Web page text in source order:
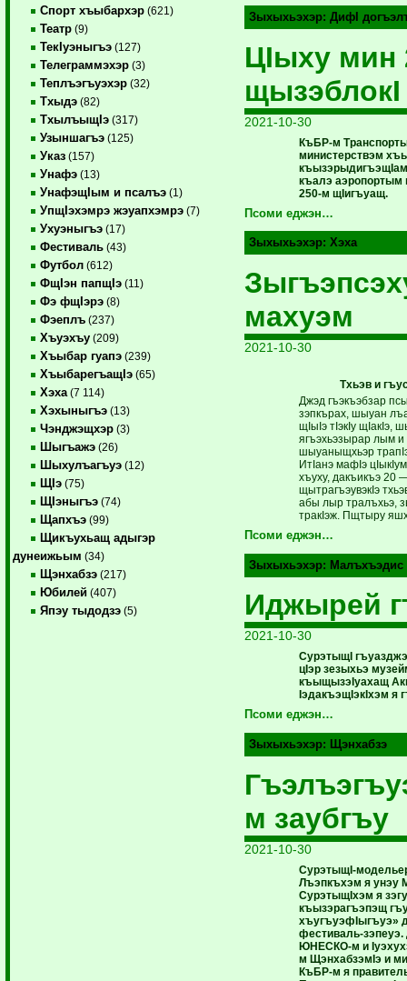
Спорт хъыбархэр (621)
Театр (9)
ТекIуэныгъэ (127)
Телеграммэхэр (3)
Теплъэгъуэхэр (32)
Тхыдэ (82)
ТхылъыщIэ (317)
Узыншагъэ (125)
Указ (157)
Унафэ (13)
УнафэщIым и псалъэ (1)
УпщIэхэмрэ жэуапхэмрэ (7)
Ухуэныгъэ (17)
Фестиваль (43)
Футбол (612)
ФщIэн папщIэ (11)
Фэ фщIэрэ (8)
Фэеплъ (237)
Хъуэхъу (209)
Хъыбар гуапэ (239)
ХъыбарегъащIэ (65)
Хэха (7 114)
Хэхыныгъэ (13)
Чэнджэщхэр (3)
Шыгъажэ (26)
Шыхулъагъуэ (12)
ЩIэ (75)
ЩIэныгъэ (74)
Щапхъэ (99)
Щикъухьащ адыгэр
дунеижьым (34)
Щэнхабзэ (217)
Юбилей (407)
Япэу тыдодзэ (5)
Зыхыхьэхэр: ДифI
ЦIыху мин
щызэблокI
2021-10-30
КъБР-м
министерствэм
къалэ
250-м щIигъуащ.
Псоми еджэн…
Зыхыхьэхэр: Хэха
махуэм
2021-10-30
Тхьэв и
Джэд гъэкъэбзар
зэпкърах, шыуан
щIыIэ тIэкIу щIакIэ,
ягъэхьэзырар лым
шыуаныщхьэр
ИтIанэ мафIэ
хъуху, дакъикъэ 20
щытрагъэувэкIэ
абы лыр тралъхьэ,
тракIэж. Пщтыру
Псоми еджэн…
Зыхыхьэхэр: Малъхъэдис
Иджырей
2021-10-30
СурэтыщI
цIэр зезыхьэ
къыщызэIуахащ
IэдакъэщIэкIхэм я
Псоми еджэн…
Зыхыхьэхэр: Щэнхабзэ
м заубгъу
2021-10-30
СурэтыщI-
Лъэпкъхэм я унэу
СурэтыщIхэм я
къызэрагъэпэщ
хъугъуэфIыгъуэ»
фестиваль-
ЮНЕСКО-м и
м ЩэнхабзэмIэ и
КъБР-м я